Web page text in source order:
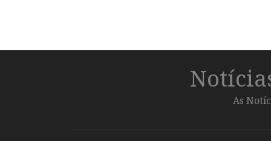
As